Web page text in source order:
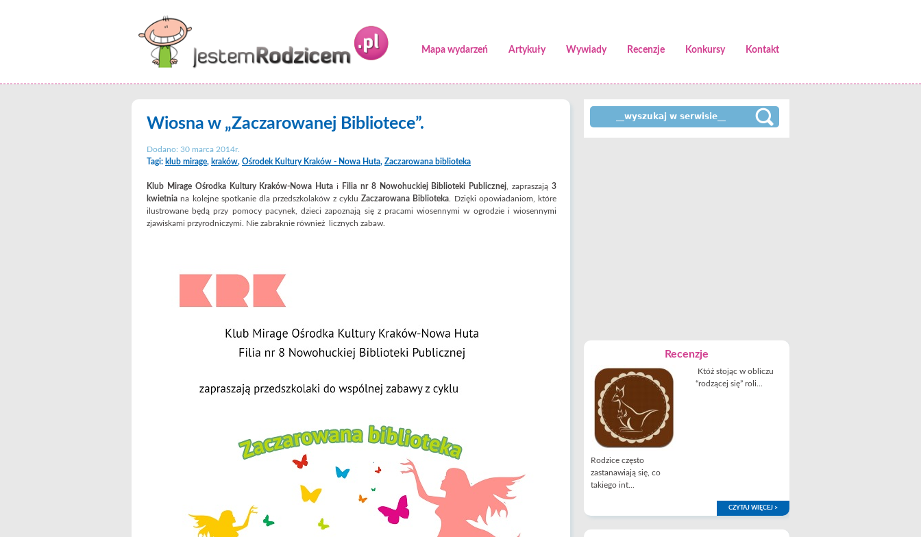
Mapa wydarzeń Artykuły Wywiady Recenzje Konkursy Kontakt
Wiosna w „Zaczarowanej Bibliotece”.
Dodano: 30 marca 2014r.
Tagi: klub mirage, kraków, Ośrodek Kultury Kraków - Nowa Huta, Zaczarowana biblioteka
Klub Mirage Ośrodka Kultury Kraków-Nowa Huta i Filia nr 8 Nowohuckiej Biblioteki Publicznej , zapraszają3
kwietnia na kolejne spotkanie dla przedszkolaków z cyklu Zaczarowana Biblioteka . Dzięki opowiadaniom, które
ilustrowane będą przy pomocy pacynek, dzieci zapoznają się z pracami wiosennymi w ogrodzie i wiosennymi
zjawiskami przyrodniczymi. Nie zabraknie również licznych zabaw.
Recenzje
Rodzice często
zastanawiają się, co
takiego int...
Któż stojąc w obliczu
“rodzącej się” roli...
CZYTAJ WIĘCEJ >